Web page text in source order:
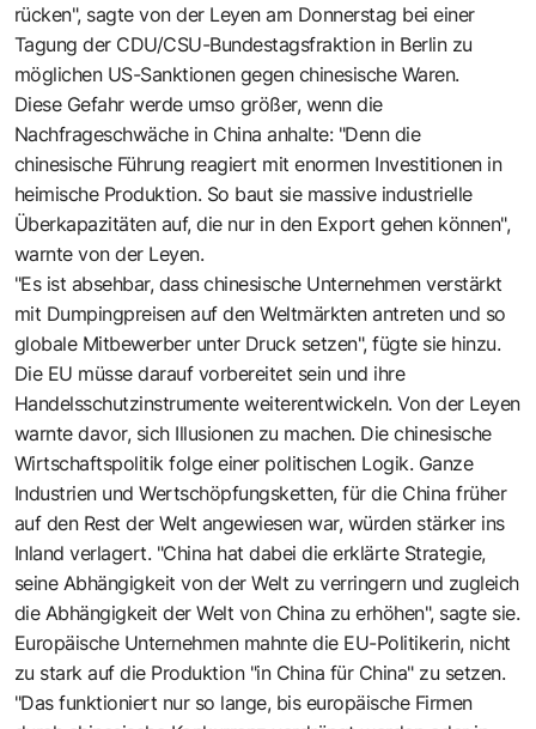
rücken", sagte von der Leyen am Donnerstag bei einer
Tagung der CDU/CSU-Bundestagsfraktion in Berlin zu
möglichen US-Sanktionen gegen chinesische Waren.
Diese Gefahr werde umso größer, wenn die
Nachfrageschwäche in China anhalte: "Denn die
chinesische Führung reagiert mit enormen Investitionen in
heimische Produktion. So baut sie massive industrielle
Überkapazitäten auf, die nur in den Export gehen können",
warnte von der Leyen.
"Es ist absehbar, dass chinesische Unternehmen verstärkt
mit Dumpingpreisen auf den Weltmärkten antreten und so
globale Mitbewerber unter Druck setzen", fügte sie hinzu.
Die EU müsse darauf vorbereitet sein und ihre
Handelsschutzinstrumente weiterentwickeln. Von der Leyen
warnte davor, sich Illusionen zu machen. Die chinesische
Wirtschaftspolitik folge einer politischen Logik. Ganze
Industrien und Wertschöpfungsketten, für die China früher
auf den Rest der Welt angewiesen war, würden stärker ins
Inland verlagert. "China hat dabei die erklärte Strategie,
seine Abhängigkeit von der Welt zu verringern und zugleich
die Abhängigkeit der Welt von China zu erhöhen", sagte sie.
Europäische Unternehmen mahnte die EU-Politikerin, nicht
zu stark auf die Produktion "in China für China" zu setzen.
"Das funktioniert nur so lange, bis europäische Firmen